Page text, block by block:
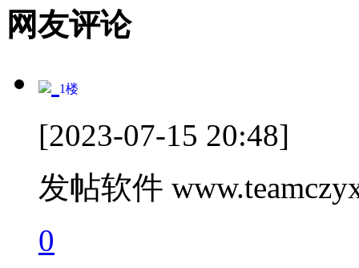
网友评论
1楼
[2023-07-15 20:48]
发帖软件
0